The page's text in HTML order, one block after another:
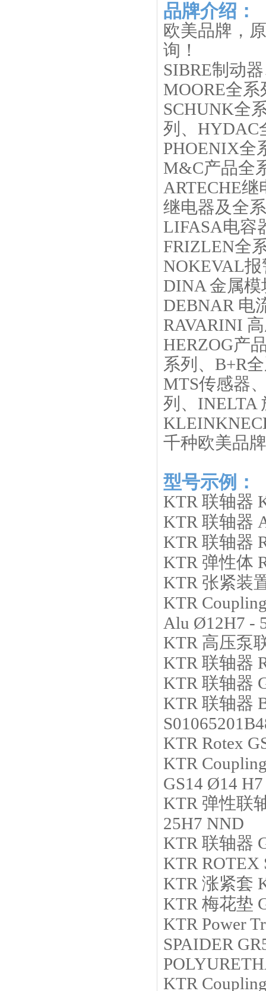
品牌介绍：
欧美品牌，
询！
SIBRE制动
MOORE全系
SCHUNK全
列、HYDAC
PHOENIX全
M&C产品全
ARTECHE
继电器及全
LIFASA电容
FRIZLEN全
NOKEVAL
DINA 金属
DEBNAR 电
RAVARINI
HERZOG产
系列、B+R
MTS传感器
列、INELTA
千种欧美品
型号示例：
KTR 联轴器
KTR 联轴器
KTR 联轴器
KTR 弹性体
KTR 张紧装
KTR
Alu Ø12H7 -
KTR 高压泵
KTR 联轴器
KTR 联轴器
KTR 联轴器
KTR Rotex
KTR
GS14 Ø14
KTR 弹性联
25H7 NND
KTR 联轴器
KTR ROTEX
KTR 涨紧套
KTR 梅花垫
KTR Power
SPAIDER
KTR